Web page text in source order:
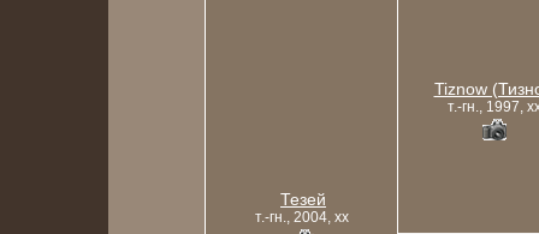
Тезей
т.-гн., 2004, xx
Tiznow
т.-гн., 1997,